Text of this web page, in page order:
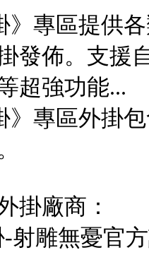
》專區提供
發佈。支援
超強功能...
》專區外掛
掛廠商：
-射雕無憂官